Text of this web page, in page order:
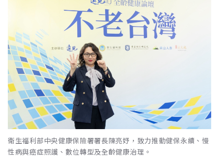
衛生福利部中央健康保險署署長陳亮妤，致力推動健保永續、慢
性病與癌症照護、數位轉型及全齡健康治理。